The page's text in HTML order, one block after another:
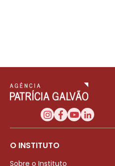
O INSTITUTO
Sobre o Instituto